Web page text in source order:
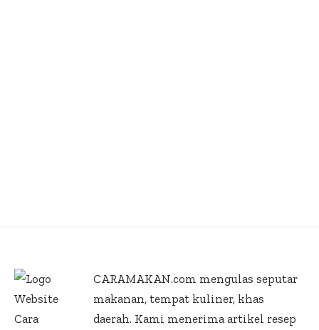
CARAMAKAN.com mengulas seputar
makanan, tempat kuliner, khas
daerah. Kami menerima artikel resep